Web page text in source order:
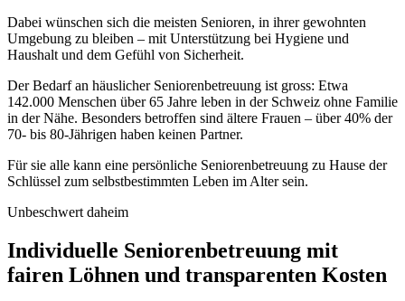
Dabei wünschen sich die meisten Senioren, in ihrer gewohnten
Umgebung zu bleiben – mit Unterstützung bei Hygiene und
Haushalt und dem Gefühl von Sicherheit.
Der Bedarf an häuslicher Seniorenbetreuung ist gross: Etwa
142.000 Menschen über 65 Jahre leben in der Schweiz ohne Familie
in der Nähe. Besonders betroffen sind ältere Frauen – über 40% der
70- bis 80-Jährigen haben keinen Partner.
Für sie alle kann eine persönliche Seniorenbetreuung zu Hause der
Schlüssel zum selbstbestimmten Leben im Alter sein.
Unbeschwert daheim
Individuelle Seniorenbetreuung mit
fairen Löhnen und transparenten Kosten